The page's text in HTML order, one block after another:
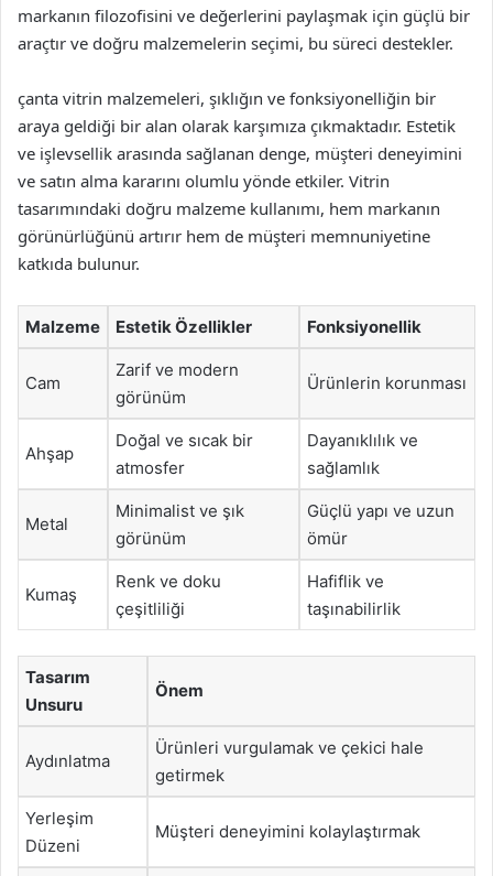
markanın filozofisini ve değerlerini paylaşmak için güçlü bir
araçtır ve doğru malzemelerin seçimi, bu süreci destekler.
çanta vitrin malzemeleri, şıklığın ve fonksiyonelliğin bir
araya geldiği bir alan olarak karşımıza çıkmaktadır. Estetik
ve işlevsellik arasında sağlanan denge, müşteri deneyimini
ve satın alma kararını olumlu yönde etkiler. Vitrin
tasarımındaki doğru malzeme kullanımı, hem markanın
görünürlüğünü artırır hem de müşteri memnuniyetine
katkıda bulunur.
Malzeme Estetik Özellikler Fonksiyonellik
Cam
Zarif ve modern
görünüm
Ürünlerin korunması
Ahşap
Doğal ve sıcak bir
atmosfer
Dayanıklılık ve
sağlamlık
Metal
Minimalist ve şık
görünüm
Güçlü yapı ve uzun
ömür
Kumaş
Renk ve doku
çeşitliliği
Hafiflik ve
taşınabilirlik
Tasarım
Unsuru
Önem
Aydınlatma
Ürünleri vurgulamak ve çekici hale
getirmek
Yerleşim
Düzeni
Müşteri deneyimini kolaylaştırmak